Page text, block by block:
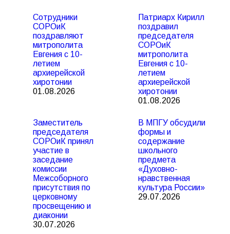
Сотрудники
СОРОиК
поздравляют
митрополита
Евгения с 10-
летием
архиерейской
хиротонии
01.08.2026
Патриарх Кирилл
поздравил
председателя
СОРОиК
митрополита
Евгения с 10-
летием
архиерейской
хиротонии
01.08.2026
Заместитель
председателя
СОРОиК принял
участие в
заседание
комиссии
Межсоборного
присутствия по
церковному
просвещению и
диаконии
30.07.2026
В МПГУ обсудили
формы и
содержание
школьного
предмета
«Духовно-
нравственная
культура России»
29.07.2026